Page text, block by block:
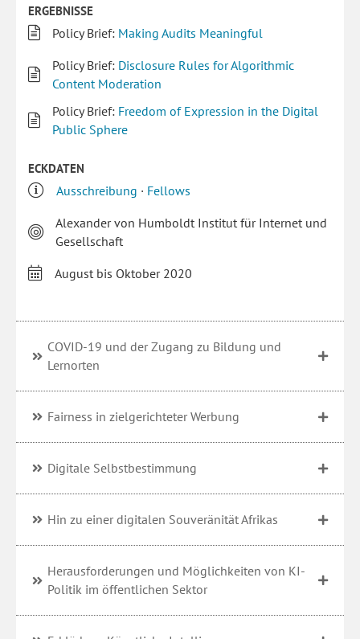
ERGEBNISSE
Policy Brief: Making Audits Meaningful
Policy Brief: Disclosure Rules for Algorithmic
Content Moderation
Policy Brief: Freedom of Expression in the Digital
Public Sphere
ECKDATEN
Ausschreibung · Fellows
Alexander von Humboldt Institut für Internet und
Gesellschaft
August bis Oktober 2020
COVID-19 und der Zugang zu Bildung und
Lernorten
Fairness in zielgerichteter Werbung
Digitale Selbstbestimmung
Hin zu einer digitalen Souveränität Afrikas
Herausforderungen und Möglichkeiten von KI-
Politik im öffentlichen Sektor